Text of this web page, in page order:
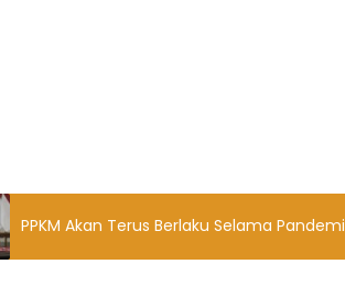
PPKM Akan Terus Berlaku Selama Pandemi